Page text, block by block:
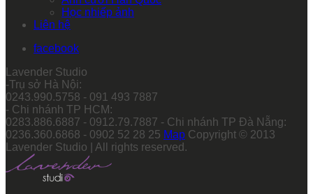
Học nhiếp ảnh
Liên hệ
facebook
Lavender Studio
-Trụ sở Hà Nội:
0243.990.5758 - 091 493 7887
- Chi nhánh TP HCM:
0283.886.6887 - 0912.79.7887 - Chi nhánh TP Đà Nẵng:
0236.360.6868 - 0902 52 28 25 Map Copyright © 2013
Lavender Studio | All rights reserved.